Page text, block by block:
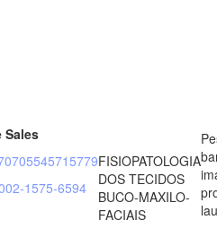
Sales
1575-6594
FISIOPATOLOGIA
DOS TECIDOS
BUCO-MAXILO-
FACIAIS